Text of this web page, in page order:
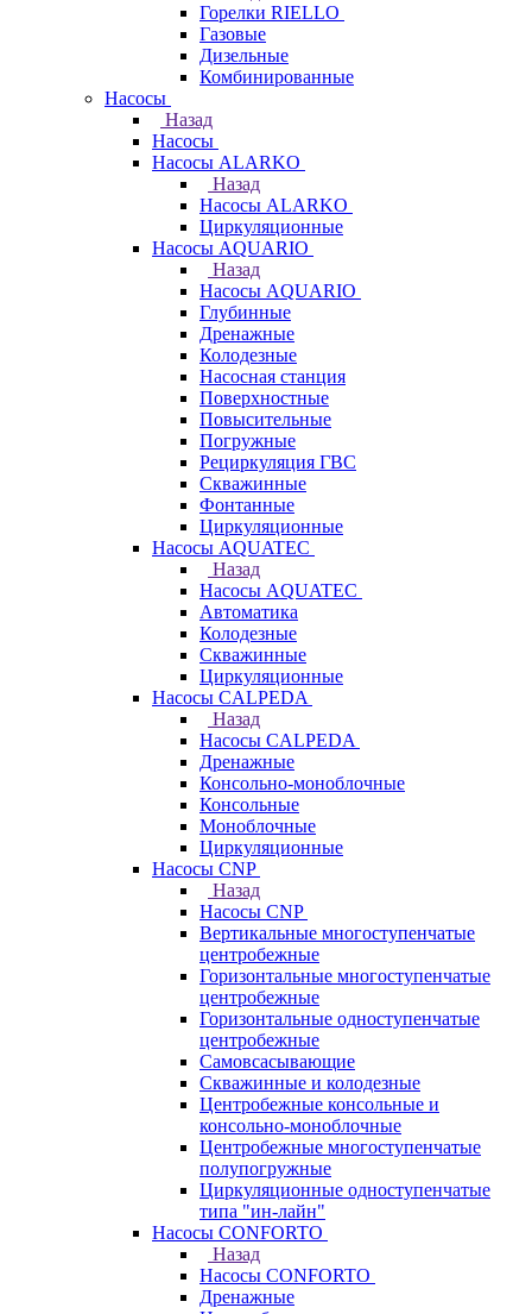
Горелки RIELLO
Газовые
Дизельные
Комбинированные
Насосы
Назад
Насосы
Насосы ALARKO
Назад
Насосы ALARKO
Циркуляционные
Насосы AQUARIO
Назад
Насосы AQUARIO
Глубинные
Дренажные
Колодезные
Насосная станция
Поверхностные
Повысительные
Погружные
Рециркуляция ГВС
Скважинные
Фонтанные
Циркуляционные
Насосы AQUATEC
Назад
Насосы AQUATEC
Автоматика
Колодезные
Скважинные
Циркуляционные
Насосы CALPEDA
Назад
Насосы CALPEDA
Дренажные
Консольно-моноблочные
Консольные
Моноблочные
Циркуляционные
Насосы CNP
Назад
Насосы CNP
Вертикальные многоступенчатые
центробежные
Горизонтальные многоступенчатые
центробежные
Горизонтальные одноступенчатые
центробежные
Самовсасывающие
Скважинные и колодезные
Центробежные консольные и
консольно-моноблочные
Центробежные многоступенчатые
полупогружные
Циркуляционные одноступенчатые
типа "ин-лайн"
Насосы CONFORTO
Назад
Насосы CONFORTO
Дренажные